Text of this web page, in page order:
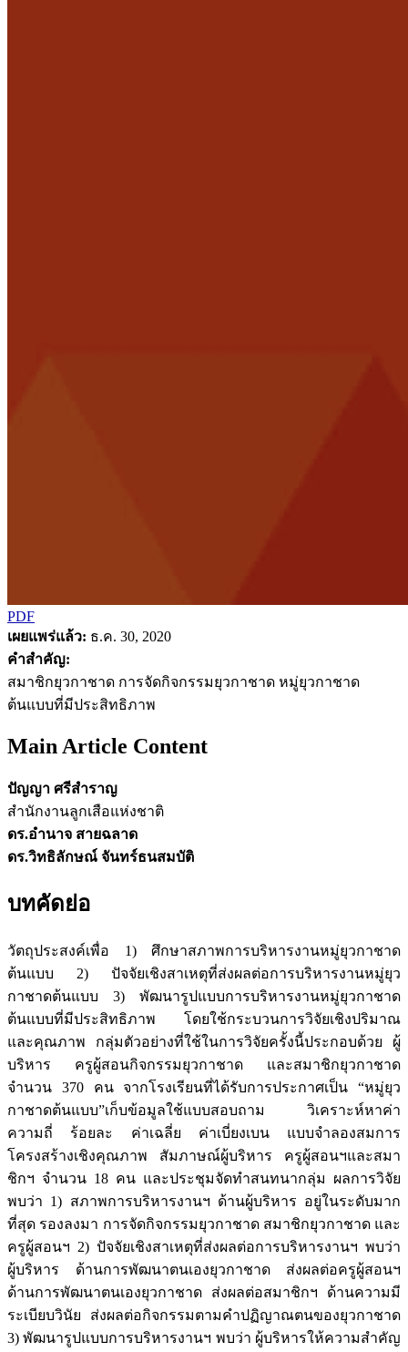
PDF
เผยแพร่แล้ว: ธ.ค. 30, 2020
คำสำคัญ:
สมาชิกยุวกาชาด การจัดกิจกรรมยุวกาชาด หมู่ยุวกาชาด
ต้นแบบที่มีประสิทธิภาพ
Main Article Content
ปัญญา ศรีสำราญ
สำนักงานลูกเสือแห่งชาติ
ดร.อำนาจ สายฉลาด
ดร.วิทธิลักษณ์ จันทร์ธนสมบัติ
บทคัดย่อ
วัตถุประสงค์เพื่อ 1) ศึกษาสภาพการบริหารงานหมู่ยุวกาชาด
ต้นแบบ 2) ปัจจัยเชิงสาเหตุที่ส่งผลต่อการบริหารงานหมู่ยุว
กาชาดต้นแบบ 3) พัฒนารูปแบบการบริหารงานหมู่ยุวกาชาด
ต้นแบบที่มีประสิทธิภาพ โดยใช้กระบวนการวิจัยเชิงปริมาณ
และคุณภาพ กลุ่มตัวอย่างที่ใช้ในการวิจัยครั้งนี้ประกอบด้วย ผู้
บริหาร ครูผู้สอนกิจกรรมยุวกาชาด และสมาชิกยุวกาชาด
จำนวน 370 คน จากโรงเรียนที่ได้รับการประกาศเป็น “หมู่ยุว
กาชาดต้นแบบ”เก็บข้อมูลใช้แบบสอบถาม วิเคราะห์หาค่า
ความถี่ ร้อยละ ค่าเฉลี่ย ค่าเบี่ยงเบน แบบจำลองสมการ
โครงสร้างเชิงคุณภาพ สัมภาษณ์ผู้บริหาร ครูผู้สอนฯและสมา
ชิกฯ จำนวน 18 คน และประชุมจัดทำสนทนากลุ่ม ผลการวิจัย
พบว่า 1) สภาพการบริหารงานฯ ด้านผู้บริหาร อยู่ในระดับมาก
ที่สุด รองลงมา การจัดกิจกรรมยุวกาชาด สมาชิกยุวกาชาด และ
ครูผู้สอนฯ 2) ปัจจัยเชิงสาเหตุที่ส่งผลต่อการบริหารงานฯ พบว่า
ผู้บริหาร ด้านการพัฒนาตนเองยุวกาชาด ส่งผลต่อครูผู้สอนฯ
ด้านการพัฒนาตนเองยุวกาชาด ส่งผลต่อสมาชิกฯ ด้านความมี
ระเบียบวินัย ส่งผลต่อกิจกรรมตามคำปฏิญาณตนของยุวกาชาด
3) พัฒนารูปแบบการบริหารงานฯ พบว่า ผู้บริหารให้ความสำคัญ